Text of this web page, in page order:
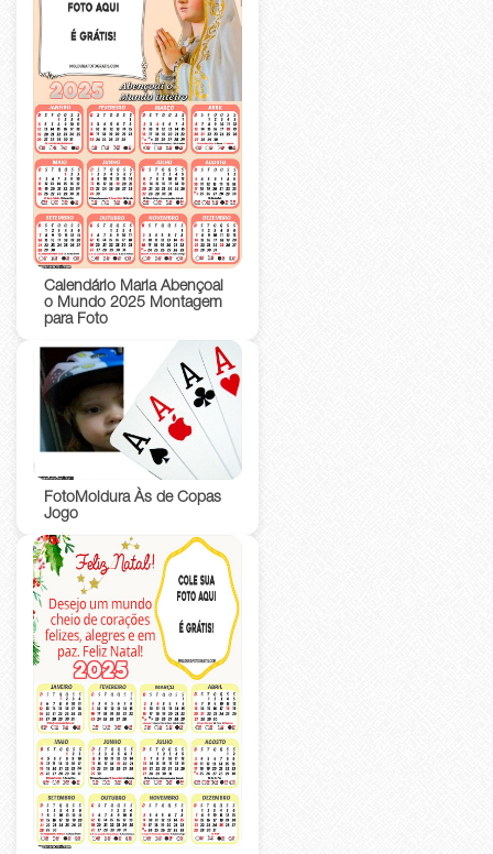
Calendário Maria Abençoai
o Mundo 2025 Montagem
para Foto
FotoMoldura Às de Copas
Jogo